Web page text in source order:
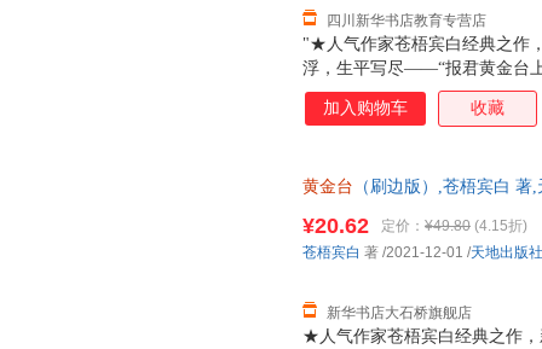
"★人气作家苍梧宾白经典之作
浮，生平写尽——“报君黄金台
负天下人，他不负他★凡有所
哭，十二载光阴，岁如长河，
四川新华书店教育专营店
加入购物车 收藏
黄金台 （刷边版）,苍梧宾白
★人气作家苍梧宾白经典之作
¥20.62 定价： ¥49.80 (4.15折)
新华书店大石桥旗舰店
苍梧宾白 著 /2021-12-01 /天地出版社